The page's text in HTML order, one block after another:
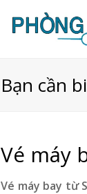
Bạn cần
Vé máy
Vé máy bay từ